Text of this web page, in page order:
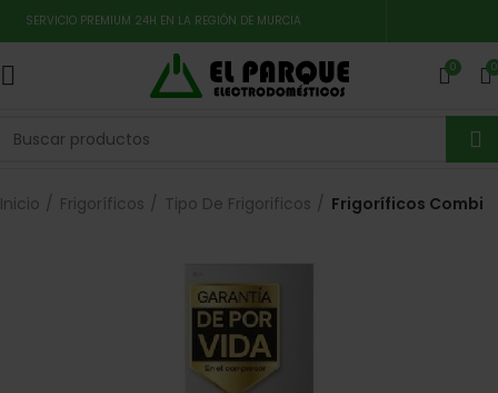
SERVICIO PREMIUM 24H EN LA REGIÓN DE MURCIA
0 0
Inicio Frigoríficos Tipo De Frigorificos Frigoríficos Combi